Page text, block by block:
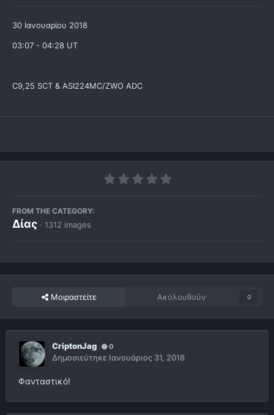
30 Ιανουαρίου 2018
03:07 - 04:28 UT
C9,25 SCT & ASI224MC/ZWO ADC
FROM THE CATEGORY:
Δίας · 1312 images
Μοιραστείτε Ακολουθούν 0
CriptonJag 0
Δημοσιεύτηκε Ιανουάριος 31, 2018
Φανταστικό!